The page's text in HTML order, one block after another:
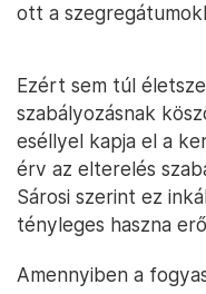
ott a
Ezért sem túl
szabályozásnak
eséllyel kapja el a
érv az elterelés
Sárosi szerint ez
tényleges haszna
Amennyiben a